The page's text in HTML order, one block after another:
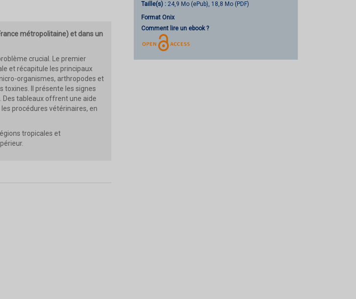
métropolitaine) et dans un
crucial. Le premier
et récapitule les principaux
organismes, arthropodes et
toxines. Il présente les signes
Des tableaux offrent une aide
procédures vétérinaires, en
tropicales et
Taille(s) : 24,9 Mo (ePub), 18,8 Mo (PDF)
Format Onix
Comment lire un ebook ?